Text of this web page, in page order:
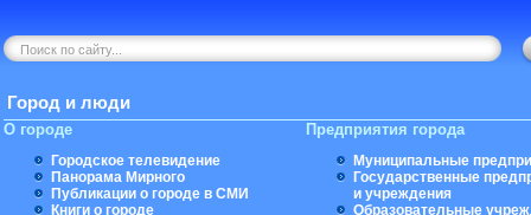
Город и люди
О городе
Городское телевидение
Панорама Мирного
Публикации о городе в СМИ
Книги о городе
Предприятия города
Муниципальные
Государственные
и учреждения
Образовательные